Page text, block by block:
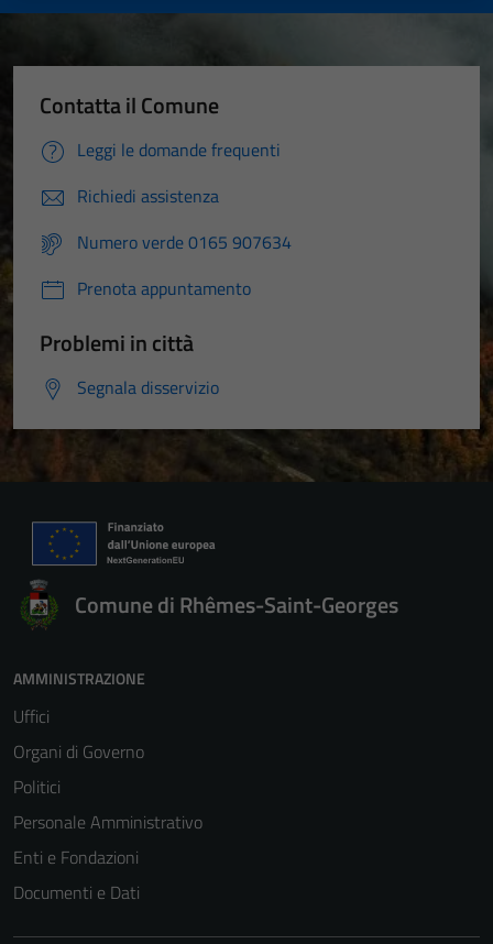
Contatta il Comune
Leggi le domande frequenti
Richiedi assistenza
Numero verde 0165 907634
Prenota appuntamento
Problemi in città
Segnala disservizio
Comune di Rhêmes-Saint-Georges
AMMINISTRAZIONE
Uffici
Organi di Governo
Politici
Personale Amministrativo
Enti e Fondazioni
Documenti e Dati